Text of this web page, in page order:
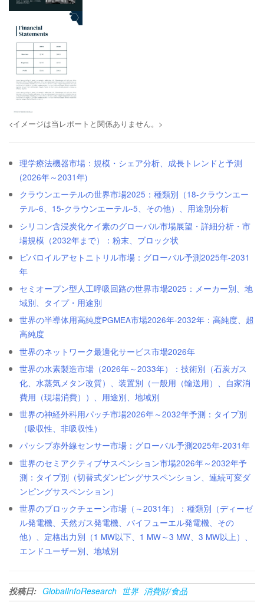
<イメージは当レポートと関係ありません。>
理学療法機器市場：規模・シェア分析、成長トレンドと予測
(2026年～2031年)
クラウンエーテルの世界市場2025：種類別（18-クラウンエー
テル-6、15-クラウンエーテル-5、その他）、用途別分析
シリコン含浸炭化ケイ素のグローバル市場展望・詳細分析・市
場規模（2032年まで）：粉末、ブロック状
ピバロイルアセトニトリル市場：グローバル予測2025年-2031
年
セミオープン型人工呼吸回路の世界市場2025：メーカー別、地
域別、タイプ・用途別
世界の半導体用高純度PGMEA市場2026年-2032年：高純度、超
高純度
世界のネットワーク最適化サービス市場2026年
世界の水素製造市場（2026年～2033年）：技術別（石炭ガス
化、水蒸気メタン改質）、装置別（一般用（輸送用）、自家消
費用（現場消費））、用途別、地域別
世界の神経外科用パッチ市場2026年～2032年予測：タイプ別
（吸収性、非吸収性）
パッシブ赤外線センサー市場：グローバル予測2025年-2031年
世界のセミアクティブサスペンション市場2026年～2032年予
測：タイプ別（切替式ダンピングサスペンション、連続可変ダ
ンピングサスペンション）
世界のブロックチェーン市場（～2031年）：種類別（ディーゼ
ル発電機、天然ガス発電機、バイフューエル発電機、その
他）、定格出力別（1 MW以下、1 MW～3 MW、3 MW以上）、
エンドユーザー別、地域別
投稿日: GlobalInfoResearch 世界 消費財/食品